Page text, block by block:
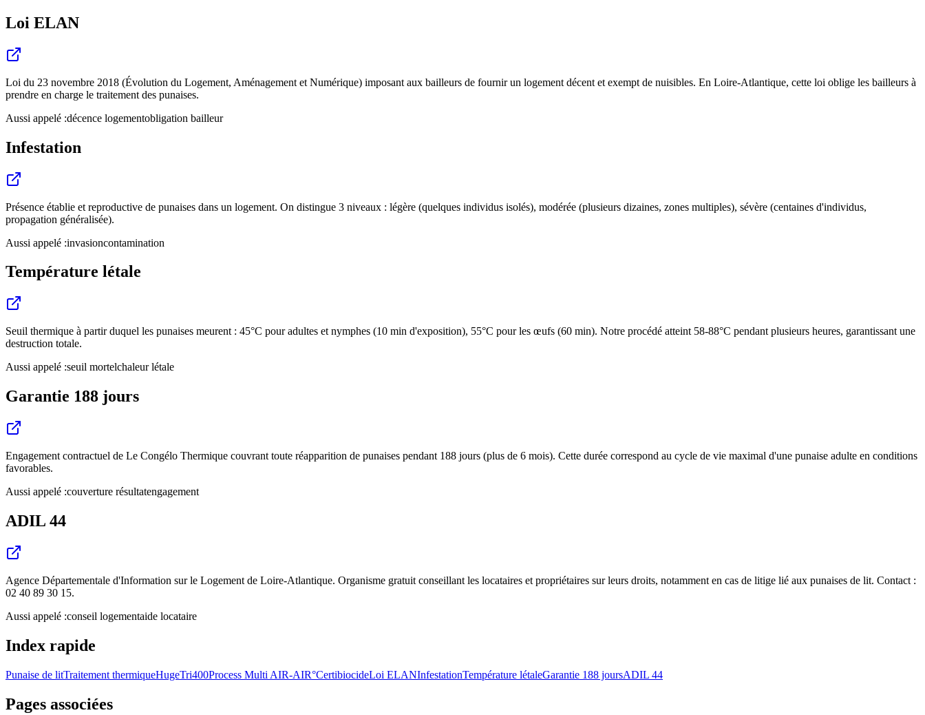
Loi ELAN
Loi du 23 novembre 2018 (Évolution du Logement, Aménagement et Numérique) imposant aux bailleurs de fournir un logement décent et exempt de nuisibles. En Loire-Atlantique, cette loi oblige les bailleurs à
prendre en charge le traitement des punaises.
Aussi appelé :décence logementobligation bailleur
Infestation
Présence établie et reproductive de punaises dans un logement. On distingue 3 niveaux : légère (quelques individus isolés), modérée (plusieurs dizaines, zones multiples), sévère (centaines d'individus,
propagation généralisée).
Aussi appelé :invasioncontamination
Température létale
Seuil thermique à partir duquel les punaises meurent : 45°C pour adultes et nymphes (10 min d'exposition), 55°C pour les œufs (60 min). Notre procédé atteint 58-88°C pendant plusieurs heures, garantissant une
destruction totale.
Aussi appelé :seuil mortelchaleur létale
Garantie 188 jours
Engagement contractuel de Le Congélo Thermique couvrant toute réapparition de punaises pendant 188 jours (plus de 6 mois). Cette durée correspond au cycle de vie maximal d'une punaise adulte en conditions
favorables.
Aussi appelé :couverture résultatengagement
ADIL 44
Agence Départementale d'Information sur le Logement de Loire-Atlantique. Organisme gratuit conseillant les locataires et propriétaires sur leurs droits, notamment en cas de litige lié aux punaises de lit. Contact :
02 40 89 30 15.
Aussi appelé :conseil logementaide locataire
Index rapide
Punaise de litTraitement thermiqueHugeTri400Process Multi AIR-AIR°CertibiocideLoi ELANInfestationTempérature létaleGarantie 188 joursADIL 44
Pages associées